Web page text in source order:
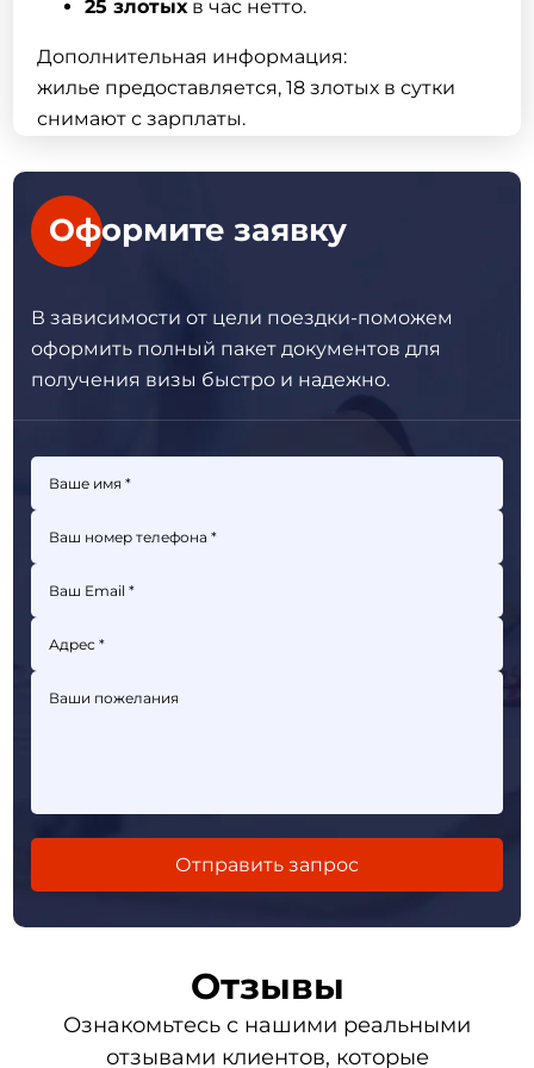
25 злотыхв час нетто.
Дополнительная информация:
жилье предоставляется, 18 злотых в сутки
снимают с зарплаты.
Оформите заявку
В зависимости от цели поездки-поможем
оформить полный пакет документов для
получения визы быстро и надежно.
Отзывы
Ознакомьтесь с нашими реальными
отзывами клиентов, которые